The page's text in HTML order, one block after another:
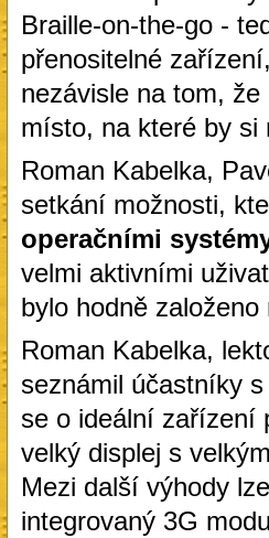
Braille-on-the-go -
přenositelné
nezávisle na tom,
místo, na které by si
Roman Kabelka,
setkání možnosti,
operačními
velmi aktivními
bylo hodně
Roman Kabelka,
seznámil účastníky
se o ideální zařízení
velký displej s
Mezi další výhody
integrovaný 3G